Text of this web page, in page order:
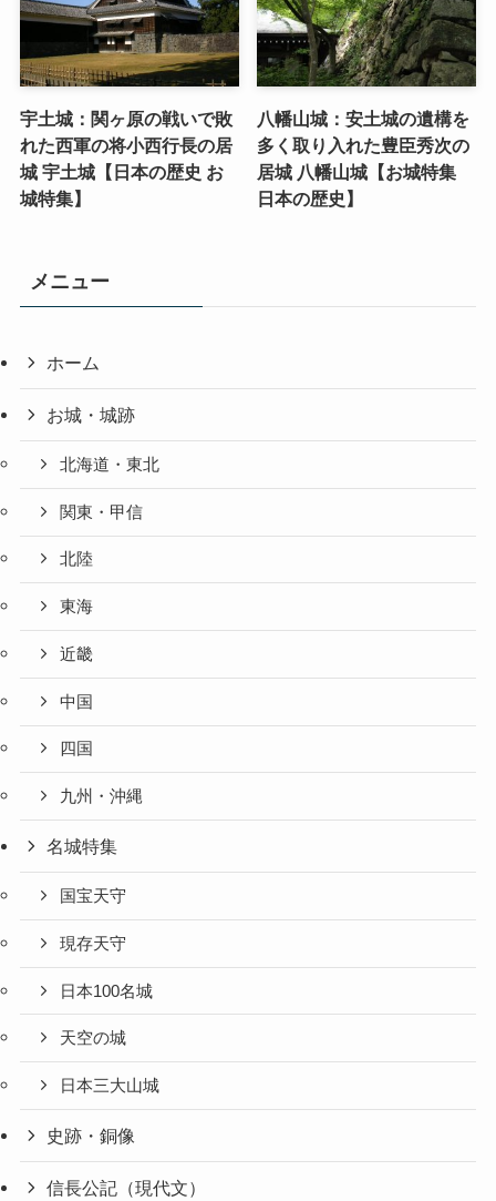
宇土城：関ヶ原の戦いで敗
れた西軍の将小西行長の居
城 宇土城【日本の歴史 お
城特集】
八幡山城：安土城の遺構を
多く取り入れた豊臣秀次の
居城 八幡山城【お城特集
日本の歴史】
メニュー
ホーム
お城・城跡
北海道・東北
関東・甲信
北陸
東海
近畿
中国
四国
九州・沖縄
名城特集
国宝天守
現存天守
日本100名城
天空の城
日本三大山城
史跡・銅像
信長公記（現代文）